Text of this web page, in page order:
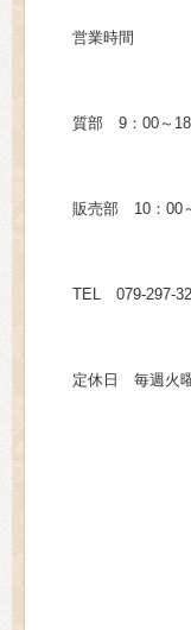
営業時間
質部 9：00～18
販売部 10：00
TEL 079-297-
定休日 毎週火